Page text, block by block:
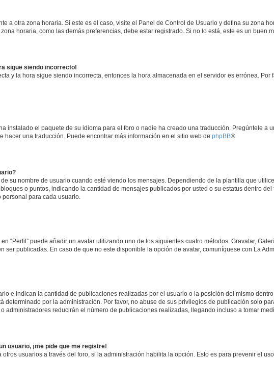
a otra zona horaria. Si este es el caso, visite el Panel de Control de Usuario y defina su zona
horaria, como las demás preferencias, debe estar registrado. Si no lo está, este es un buen
sigue siendo incorrecto!
y la hora sigue siendo incorrecta, entonces la hora almacenada en el servidor es errónea.
instalado el paquete de su idioma para el foro o nadie ha creado una traducción. Pregúntele a
hacer una traducción. Puede encontrar más información en el sitio web de phpBB®
su nombre de usuario cuando esté viendo los mensajes. Dependiendo de la plantilla que
o puntos, indicando la cantidad de mensajes publicados por usted o su estatus dentro
para cada usuario.
“Perfil” puede añadir un avatar utilizando uno de los siguientes cuatro métodos: Gravatar,
ser publicadas. En caso de que no este disponible la opción de avatar, comuníquese con La
e indican la cantidad de publicaciones realizadas por el usuario o la posición del mismo
determinado por la administración. Por favor, no abuse de sus privilegios de publicación solo
administradores reducirán el número de publicaciones realizadas, llegando incluso a tomar
usuario, ¡me pide que me registre!
usuarios a través del foro, si la administración habilita la opción. Esto es para prevenir el